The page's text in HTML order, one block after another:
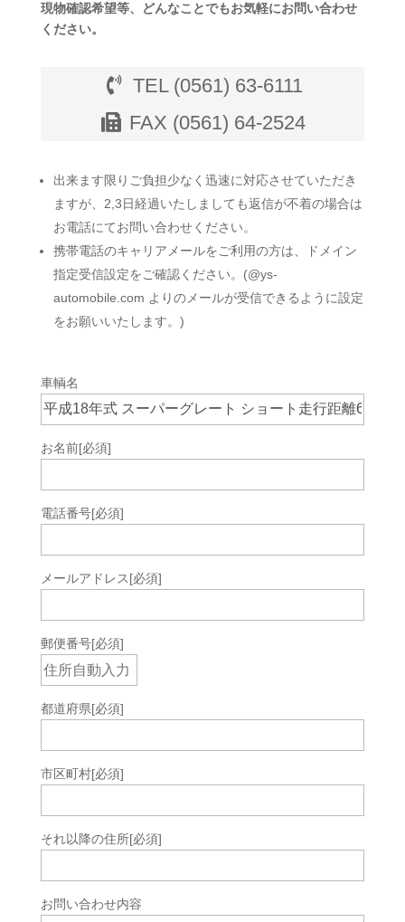
現物確認希望等、どんなことでもお気軽にお問い合わせ
ください。
TEL (0561) 63-6111
FAX (0561) 64-2524
出来ます限りご負担少なく迅速に対応させていただき
ますが、2,3日経過いたしましても返信が不着の場合は
お電話にてお問い合わせください。
携帯電話のキャリアメールをご利用の方は、ドメイン
指定受信設定をご確認ください。(@ys-
automobile.com よりのメールが受信できるように設定
をお願いいたします。)
車輌名
お名前[必須]
電話番号[必須]
メールアドレス[必須]
郵便番号[必須]
都道府県[必須]
市区町村[必須]
それ以降の住所[必須]
お問い合わせ内容